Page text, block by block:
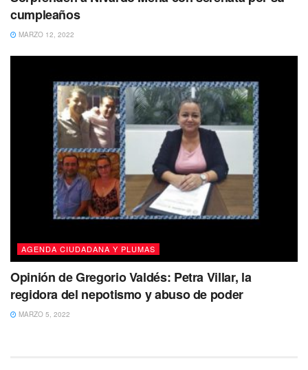
cumpleaños
MARZO 12, 2022
AGENDA CIUDADANA Y PLUMAS
Opinión de Gregorio Valdés: Petra Villar, la
regidora del nepotismo y abuso de poder
MARZO 5, 2022